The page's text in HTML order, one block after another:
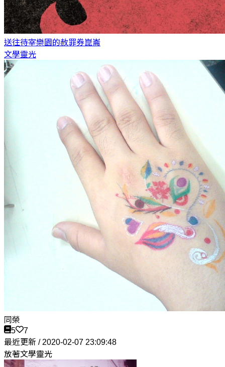
送往待宰樂園的赦罪券崑崙
文學靈光
同榮
5
7
最近更新 / 2020-02-07 23:09:48
放著文學靈光